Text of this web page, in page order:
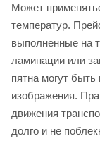
Может
температур.
выполненные на
ламинации или
пятна могут быть
изображения.
движения
долго и не